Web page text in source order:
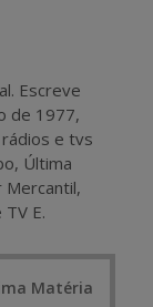
Escreve
de 1977,
e tvs
Última
Mercantil,
TV E.
Matéria